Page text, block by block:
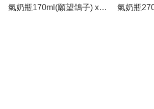
氣奶瓶170ml(願望鴿子) x2
氣奶瓶